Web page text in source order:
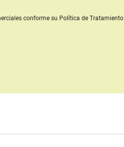
conforme su Política de Tratamiento